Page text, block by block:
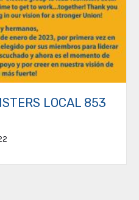
LOCAL 853